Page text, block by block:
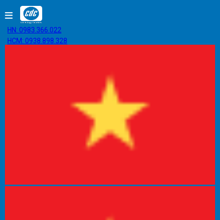
HN: 0983.366.022
HCM: 0938.898.328